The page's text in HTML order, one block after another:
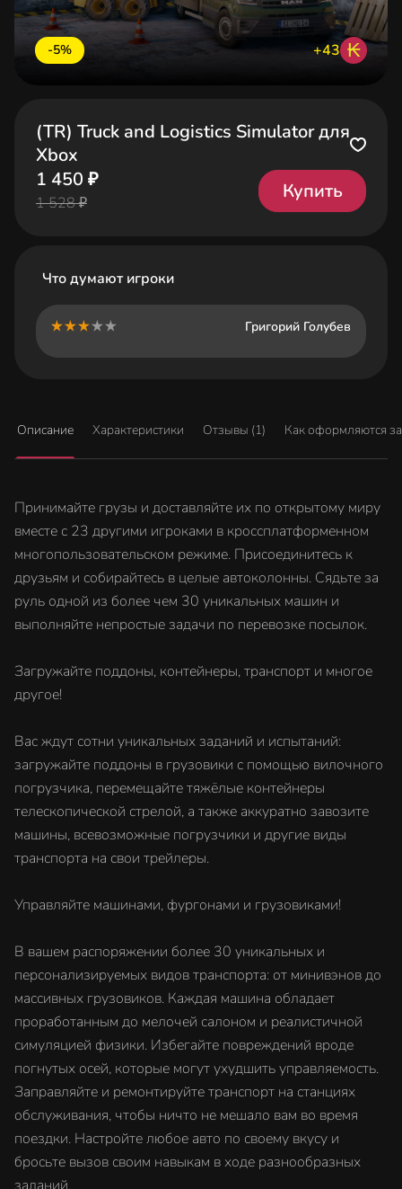
-5% +43 ₭
(TR) Truck and Logistics Simulator для
Xbox
1 450 ₽
1 528 ₽
Купить
Что думают игроки
Григорий Голубев
Описание Характеристики Отзывы (1) Как оформляются
Принимайте грузы и доставляйте их по открытому миру
вместе с 23 другими игроками в кроссплатформенном
многопользовательском режиме. Присоединитесь к
друзьям и собирайтесь в целые автоколонны. Сядьте за
руль одной из более чем 30 уникальных машин и
выполняйте непростые задачи по перевозке посылок.
Загружайте поддоны, контейнеры, транспорт и многое
другое!
Вас ждут сотни уникальных заданий и испытаний:
загружайте поддоны в грузовики с помощью вилочного
погрузчика, перемещайте тяжёлые контейнеры
телескопической стрелой, а также аккуратно завозите
машины, всевозможные погрузчики и другие виды
транспорта на свои трейлеры.
Управляйте машинами, фургонами и грузовиками!
В вашем распоряжении более 30 уникальных и
персонализируемых видов транспорта: от минивэнов до
массивных грузовиков. Каждая машина обладает
проработанным до мелочей салоном и реалистичной
симуляцией физики. Избегайте повреждений вроде
погнутых осей, которые могут ухудшить управляемость.
Заправляйте и ремонтируйте транспорт на станциях
обслуживания, чтобы ничто не мешало вам во время
поездки. Настройте любое авто по своему вкусу и
бросьте вызов своим навыкам в ходе разнообразных